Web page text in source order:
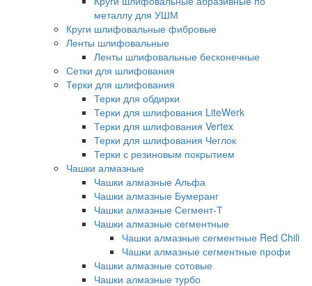
металлу для УШМ
Круги шлифовальные фибровые
Ленты шлифовальные
Ленты шлифовальные бесконечные
Сетки для шлифования
Терки для шлифования
Терки для обдирки
Терки для шлифования LiteWerk
Терки для шлифования Vertex
Терки для шлифования Чеглок
Терки с резиновым покрытием
Чашки алмазные
Чашки алмазные Альфа
Чашки алмазные Бумеранг
Чашки алмазные Сегмент-Т
Чашки алмазные сегментные
Чашки алмазные сегментные Red Chili
Чашки алмазные сегментные профи
Чашки алмазные сотовые
Чашки алмазные турбо